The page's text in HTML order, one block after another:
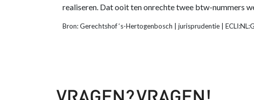
realiseren. Dat ooit ten onrechte twee btw-nummers
Bron: Gerechtshof ‘s-Hertogenbosch | jurisprudentie |